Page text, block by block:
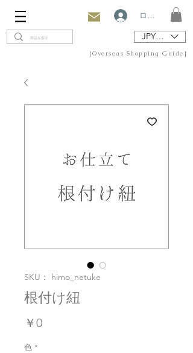
ログイン
JPY (¥)
[Overseas Shopping Guide]
SKU： himo_netuke
根付け紐
￥0価
色 *